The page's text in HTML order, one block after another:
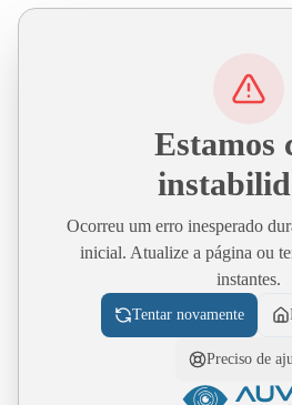
Estamos
Ocorreu um erro inesperado
inicial. Atualize a página ou
instantes.
Tentar novamente
Preciso de